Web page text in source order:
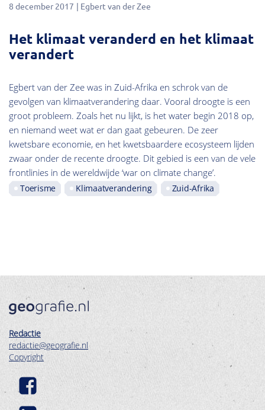
8 december 2017 Egbert van der Zee
Het klimaat veranderd en het klimaat
verandert
Egbert van der Zee was in Zuid-Afrika en schrok van de
gevolgen van klimaatverandering daar. Vooral droogte is een
groot probleem. Zoals het nu lijkt, is het water begin 2018 op,
en niemand weet wat er dan gaat gebeuren. De zeer
kwetsbare economie, en het kwetsbaardere ecosysteem lijden
zwaar onder de recente droogte. Dit gebied is een van de vele
frontlinies in de wereldwijde ‘war on climate change’.
Toerisme Klimaatverandering Zuid-Afrika
Redactie
redactie@geografie.nl
Copyright